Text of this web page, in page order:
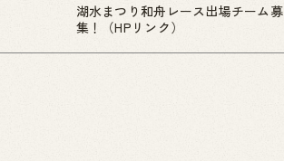
湖水まつり和舟レース出場チーム募
集！（HPリンク）